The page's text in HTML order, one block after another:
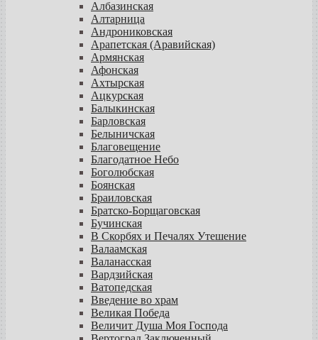
Албазинская
Алтарница
Андрониковская
Арапетская (Аравийская)
Армянская
Афонская
Ахтырская
Ацкурская
Балыкинская
Барловская
Белыничская
Благовещение
Благодатное Небо
Боголюбская
Боянская
Браиловская
Братско-Борщаговская
Бучинская
В Скорбях и Печалях Утешение
Валаамская
Валанасская
Вардзийская
Ватопедская
Введение во храм
Великая Победа
Величит Душа Моя Господа